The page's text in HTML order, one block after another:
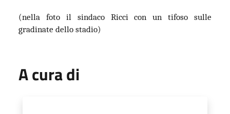
(nella foto il sindaco Ricci con un tifoso sulle
gradinate dello stadio)
A cura di